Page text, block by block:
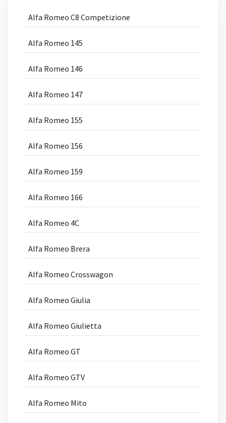
Alfa Romeo C8 Competizione
Alfa Romeo 145
Alfa Romeo 146
Alfa Romeo 147
Alfa Romeo 155
Alfa Romeo 156
Alfa Romeo 159
Alfa Romeo 166
Alfa Romeo 4C
Alfa Romeo Brera
Alfa Romeo Crosswagon
Alfa Romeo Giulia
Alfa Romeo Giulietta
Alfa Romeo GT
Alfa Romeo GTV
Alfa Romeo Mito